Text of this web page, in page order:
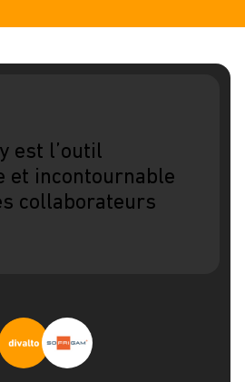
est l’outil
et incontournable
collaborateurs